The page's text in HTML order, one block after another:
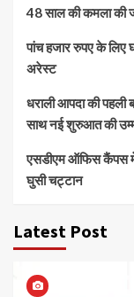
48 साल की कमला की
पांच हजार रुपए के लिए
अरेस्ट
धराली आपदा की पहली
साथ नई शुरुआत की
एसडीएम ऑफिस कैंपस
घुसी चट्टान
Latest Post